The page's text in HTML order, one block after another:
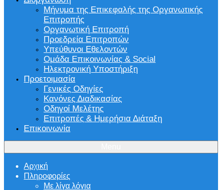
Μήνυμα της Επικεφαλής της Οργανωτικής
Επιτροπής
Οργανωτική Επιτροπή
Προεδρεία Επιτροπών
Υπεύθυνοι Εθελοντών
Ομάδα Επικοινωνίας & Social
Ηλεκτρονική Υποστήριξη
Προετοιμασία
Γενικές Οδηγίες
Κανόνες Διαδικασίας
Οδηγοί Μελέτης
Επιτροπές & Ημερήσια Διάταξη
Επικοινωνία
Αρχική
Πληροφορίες
Με λίγα λόγια